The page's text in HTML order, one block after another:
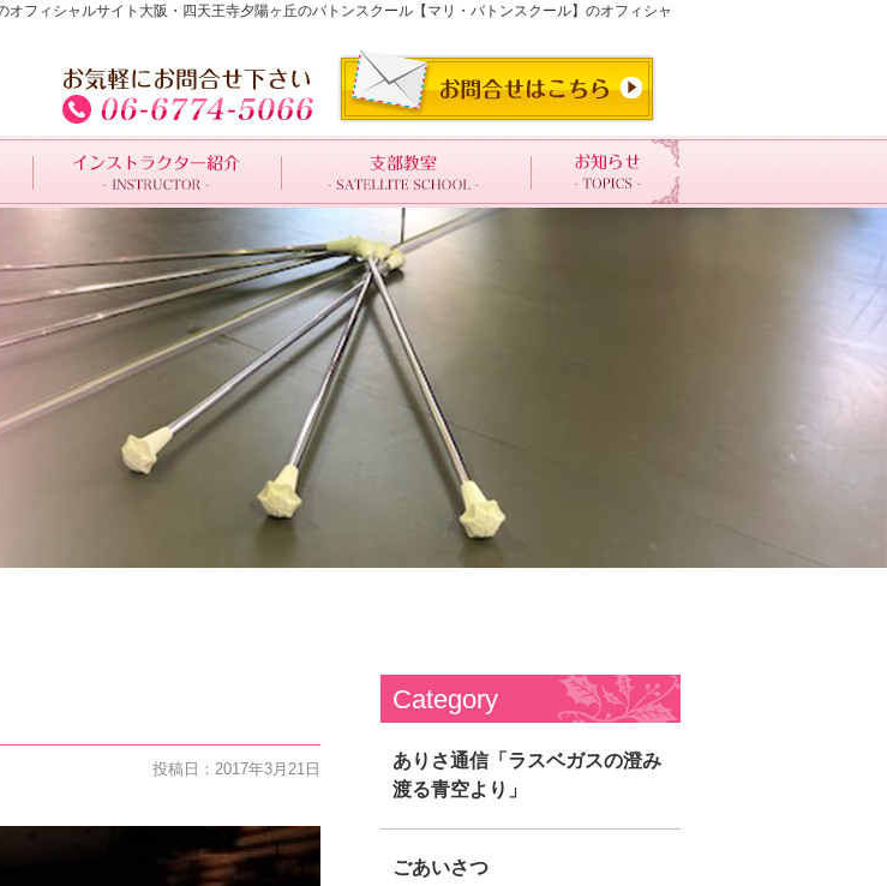
フィシャルサイト大阪・四天王寺夕陽ヶ丘のバトンスクール【マリ・バトンスクール】のオフィシャ
投稿日：2017年3月21日
Category
ありさ通信「ラスベガスの澄み
渡る青空より」
ごあいさつ